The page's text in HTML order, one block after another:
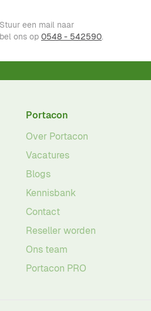
een mail naar
ons op 0548 - 542590.
Portacon
Over Portacon
Vacatures
Blogs
Kennisbank
Contact
Reseller worden
Ons team
Portacon PRO